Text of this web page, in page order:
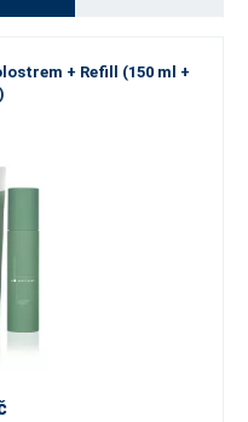
+ Refill (150 ml +